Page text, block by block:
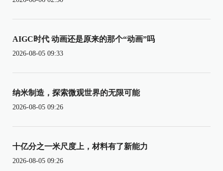
AIGC时代 动画还是原来的那个“动画”吗
2026-08-05 09:33
纳米制造，探索微观世界的无限可能
2026-08-05 09:26
十亿分之一米尺度上，材料有了新能力
2026-08-05 09:26